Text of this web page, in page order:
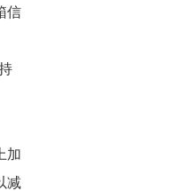
信
加
减